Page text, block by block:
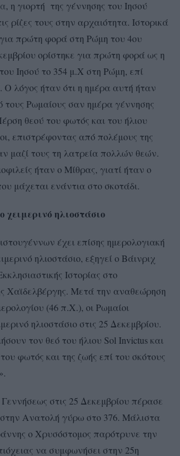
, η γιορτή της γέννησης του Ιησού
ρίζες τους στην αρχαιότητα. Ιστορικά
πρώτη φορά στη Ρώμη του 4ου
ορίστηκε για πρώτη φορά ως η
Ιησού το 354 μ.Χ στη Ρώμη, επί
Ο λόγος ήταν ότι η ημέρα αυτή ήταν
τους Ρωμαίους σαν ημέρα γέννησης
θεού του φωτός και του ήλιου
επιστρέφοντας από πολέμους της
μαζί τους τη λατρεία πολλών θεών.
ήταν ο Μίθρας, γιατί ήταν ο
μάχεται ενάντια στο σκοτάδι.
χειμερινό ηλιοστάσιο
έχει επίσης ημερολογιακή
ηλιοστάσιο, εξηγεί ο Βάινριχ
Ιστορίας στο
Χαϊδελβέργης. Μετά την αναθεώρηση
(46 π.Χ.), οι Ρωμαίοι
ηλιοστάσιο στις 25 Δεκεμβρίου.
τον θεό του ήλιου Sol Invictus και
φωτός και της ζωής επί του σκότους
στις 25 Δεκεμβρίου πέρασε
Ανατολή γύρω στο 376. Μάλιστα
ο Χρυσόστομος παρότρυνε την
να συμφωνήσει στην 25η